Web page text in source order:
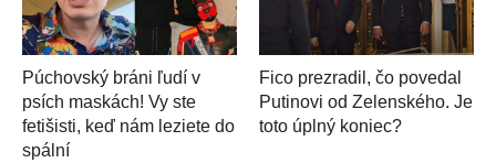
Púchovský bráni ľudí v
psích maskách! Vy ste
fetišisti, keď nám leziete do
spální
Fico prezradil, čo povedal
Putinovi od Zelenského. Je
toto úplný koniec?